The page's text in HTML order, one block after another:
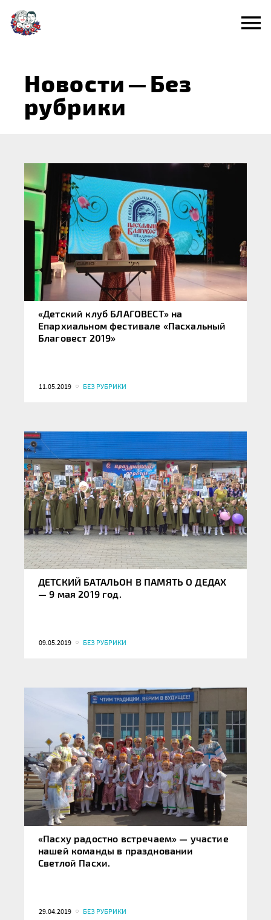
Перейти
содержанию
Новости—Без
рубрики
«Детский клуб БЛАГОВЕСТ» на
Епархиальном фестивале «Пасхальный
Благовест 2019»
11.05.2019 БЕЗ РУБРИКИ
ДЕТСКИЙ БАТАЛЬОН В ПАМЯТЬ О ДЕДАХ
— 9 мая 2019 год.
09.05.2019 БЕЗ РУБРИКИ
«Пасху радостно встречаем» — участие
нашей команды в праздновании
Светлой Пасхи.
29.04.2019 БЕЗ РУБРИКИ